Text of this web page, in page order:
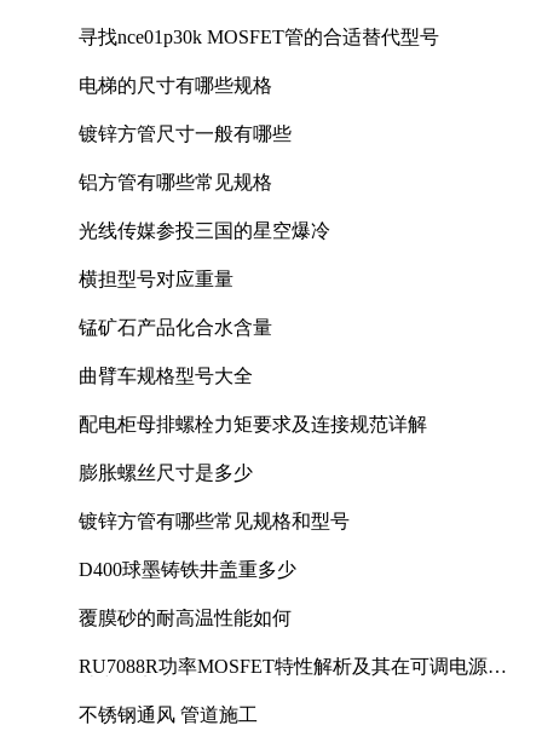
寻找nce01p30k MOSFET管的合适替代型号
电梯的尺寸有哪些规格
镀锌方管尺寸一般有哪些
铝方管有哪些常见规格
光线传媒参投三国的星空爆冷
横担型号对应重量
锰矿石产品化合水含量
曲臂车规格型号大全
配电柜母排螺栓力矩要求及连接规范详解
膨胀螺丝尺寸是多少
镀锌方管有哪些常见规格和型号
D400球墨铸铁井盖重多少
覆膜砂的耐高温性能如何
RU7088R功率MOSFET特性解析及其在可调电源设
不锈钢通风 管道施工